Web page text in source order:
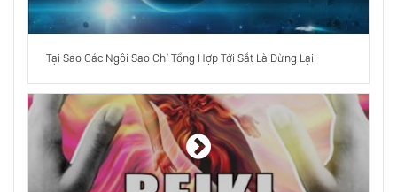
Tại Sao Ánh Sáng Có Thể Đi Xuyên Qua
Thủy Tinh
Dải Ngân Hà Bao Nhiêu Tuổi? Photon Là Gì?
Tại Sao Các Ngôi Sao Chỉ Tổng Hợp Tới Sắt Là Dừng Lại